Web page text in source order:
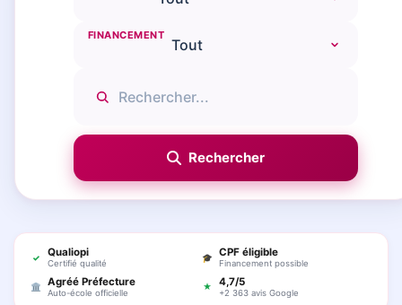
FINANCEMENT
✓ Qualiopi
Certifié qualité
🎓 CPF éligible
Financement possible
🏛 Agréé Préfecture
Auto-école officielle
★ 4,7/5
+2 363 avis Google